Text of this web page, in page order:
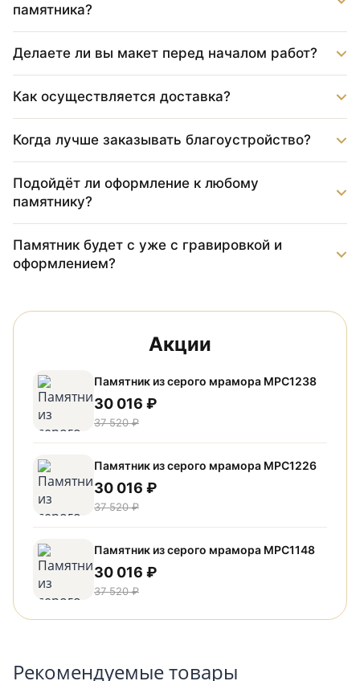
памятника?
Делаете ли вы макет перед началом работ?
Как осуществляется доставка?
Когда лучше заказывать благоустройство?
Подойдёт ли оформление к любому
памятнику?
Памятник будет с уже с гравировкой и
оформлением?
Акции
Памятник из серого мрамора МРС1238
30 016 ₽
37 520 ₽
Памятник из серого мрамора МРС1226
30 016 ₽
37 520 ₽
Памятник из серого мрамора МРС1148
30 016 ₽
37 520 ₽
Рекомендуемые товары